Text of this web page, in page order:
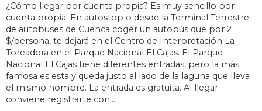
¿Cómo llegar por cuenta propia? Es muy sencillo por
cuenta propia. En autostop o desde la Terminal Terrestre
de autobuses de Cuenca coger un autobús que por 2
$/persona, te dejará en el Centro de Interpretación La
Toreadora en el Parque Nacional El Cajas. El Parque
Nacional El Cajas tiene diferentes entradas, pero la más
famosa es esta y queda justo al lado de la laguna que lleva
el mismo nombre. La entrada es gratuita. Al llegar
conviene registrarte con…